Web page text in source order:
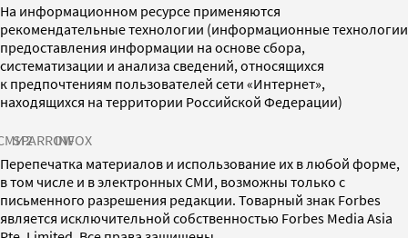
На информационном ресурсе применяются
рекомендательные технологии (информационные технологии
предоставления информации на основе сбора,
систематизации и анализа сведений, относящихся
к предпочтениям пользователей сети «Интернет»,
находящихся на территории Российской Федерации)
SPARROWINFOX
Перепечатка материалов и использование их в любой форме,
в том числе и в электронных СМИ, возможны только с
письменного разрешения редакции. Товарный знак Forbes
является исключительной собственностью Forbes Media Asia